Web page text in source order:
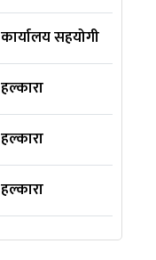
कार्यालय सहयोगी
हल्कारा
हल्कारा
हल्कारा